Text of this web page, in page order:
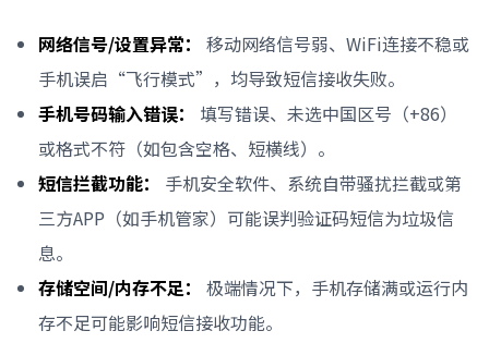
网络信号/设置异常：
移动网络信号弱、WiFi连接不稳或
手机误启“飞行模式”，均导致短信接收失败。
手机号码输入错误：
填写错误、未选中国区号（+86）
或格式不符（如包含空格、短横线）。
短信拦截功能：
手机安全软件、系统自带骚扰拦截或第
三方APP（如手机管家）可能误判验证码短信为垃圾信
息。
存储空间/内存不足：
极端情况下，手机存储满或运行内
存不足可能影响短信接收功能。